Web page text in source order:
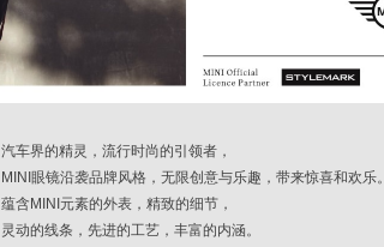
汽车界的精灵，流行时尚的引领者，
MINI眼镜沿袭品牌风格，无限创意与乐趣，带来惊喜和欢乐。
蕴含MINI元素的外表，精致的细节，
灵动的线条，先进的工艺，丰富的内涵。